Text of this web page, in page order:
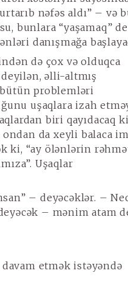
nəfəs aldı” – və
bunlara “yaşamaq”
danışmağa
də çox və olduqca
əlli-altmış
problemləri
uşaqlara izah
biri qayıdacaq
da xeyli balaca
ki, “ay ölənlərin
Uşaqlar
– deyəcəklər. –
– mənim atam
etmək istəyəndə